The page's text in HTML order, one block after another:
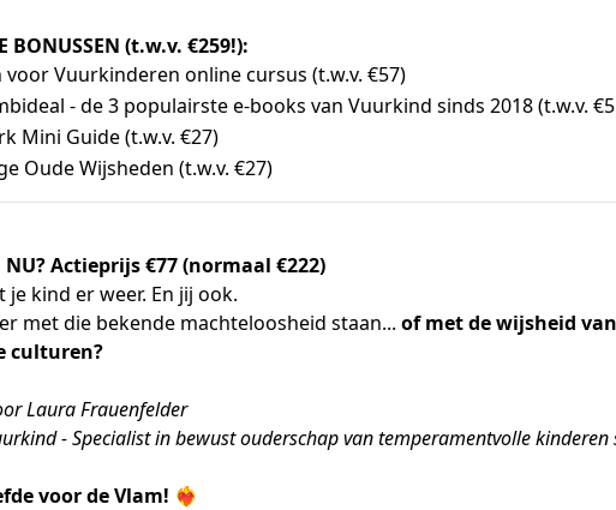
BONUSSEN (t.w.v. €259!):
voor Vuurkinderen online cursus (t.w.v. €57)
- de 3 populairste e-books van Vuurkind sinds 2018 (t.w.v.
Mini Guide (t.w.v. €27)
Oude Wijsheden (t.w.v. €27)
NU?Actieprijs €77 (normaal €222)
kind er weer. En jij ook.
met die bekende machteloosheid staan... of met de wijsheid van
culturen?
Laura Frauenfelder
- Specialist in bewust ouderschap van temperamentvolle kinderen
voor de Vlam! ❤️‍🔥